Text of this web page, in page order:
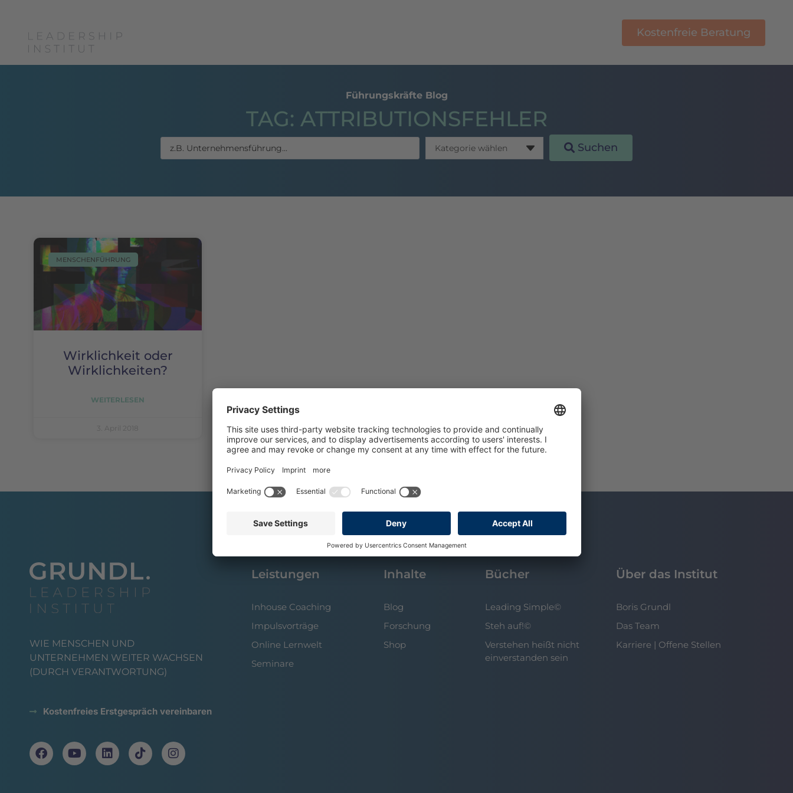
Kostenfreie Beratung
Führungskräfte Blog
TAG: ATTRIBUTIONSFEHLER
Suchen
MENSCHENFÜHRUNG
Wirklichkeit oder
Wirklichkeiten?
WEITERLESEN
3. April 2018
WIE MENSCHEN UND
UNTERNEHMEN WEITER WACHSEN
(DURCH VERANTWORTUNG)
Kostenfreies Erstgespräch vereinbaren
Leistungen
Inhouse Coaching
Impulsvorträge
Online Lernwelt
Seminare
Inhalte
Blog
Forschung
Shop
Bücher
Leading Simple©
Steh auf!©
Verstehen heißt nicht
einverstanden sein
Über das Institut
Boris Grundl
Das Team
Karriere | Offene Stellen